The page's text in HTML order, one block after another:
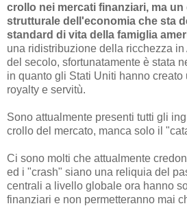
crollo nei mercati finanziari, ma un
strutturale dell'economia che sta
standard di vita della famiglia
una ridistribuzione della ricchezza
del secolo, sfortunatamente è stata
in quanto gli Stati Uniti hanno creato
royalty e servitù.
Sono attualmente presenti tutti gli
crollo del mercato, manca solo il
Ci sono molti che attualmente
ed i "crash" siano una reliquia del
centrali a livello globale ora hanno
finanziari e non permetteranno mai